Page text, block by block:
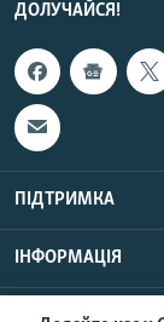
ДОЛУЧАЙСЯ!
ПІДТРИМКА
ІНФОРМАЦІЯ